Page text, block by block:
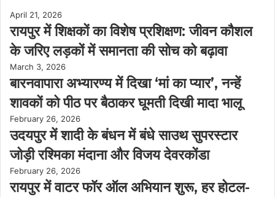
April 21, 2026
रायपुर में शिक्षकों का विशेष प्रशिक्षण: जीवन कौशल
के जरिए लड़कों में समानता की सोच को बढ़ावा
March 3, 2026
बारनवापारा अभ्यारण्य में दिखा ‘मां का प्यार’, नन्हें
शावकों को पीठ पर बैठाकर घूमती दिखी मादा भालू
February 26, 2026
उदयपुर में शादी के बंधन में बंधे साउथ सुपरस्टार
जोड़ी रश्मिका मंदाना और विजय देवरकोंडा
February 26, 2026
रायपुर में वाटर फॉर ऑल अभियान शुरू, हर होटल-